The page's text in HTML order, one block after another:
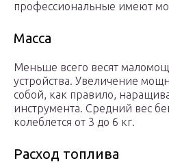
профессиональные имеют
Масса
Меньше всего весят
устройства. Увеличение
собой, как правило,
инструмента. Средний вес
колеблется от 3 до 6 кг.
Расход топлива